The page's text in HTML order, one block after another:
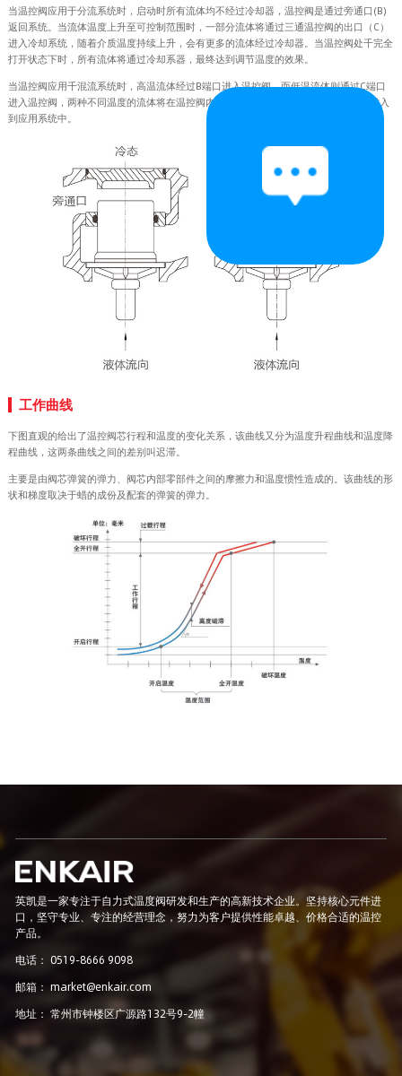
当温控阀应用于分流系统时，启动时所有流体均不经过冷却器，温控阀是通过旁通口(B)
返回系统。当流体温度上升至可控制范围时，一部分流体将通过三通温控阀的出口（C）
进入冷却系统，随着介质温度持续上升，会有更多的流体经过冷却器。当温控阀处千完全
打开状态下时，所有流体将通过冷却系器，最终达到调节温度的效果。
当温控阀应用千混流系统时，高温流体经过B端口进入温控阀，而低温流体则通过C端口
进入温控阀，两种不同温度的流体将在温控阀内被调节到设定的温度，最后经过A口进入
到应用系统中。
工作曲线
下图直观的给出了温控阀芯行程和温度的变化关系，该曲线又分为温度升程曲线和温度降
程曲线，这两条曲线之间的差别叫迟滞。
主要是由阀芯弹簧的弹力、阀芯内部零部件之间的摩擦力和温度惯性造成的。该曲线的形
状和梯度取决于蜡的成份及配套的弹簧的弹力。
英凯是一家专注于自力式温度阀研发和生产的高新技术企业。坚持核心元件进
口，坚守专业、专注的经营理念，努力为客户提供性能卓越、价格合适的温控
产品。
电话： 0519-8666 9098
邮箱： market@enkair.com
地址： 常州市钟楼区广源路132号9-2幢